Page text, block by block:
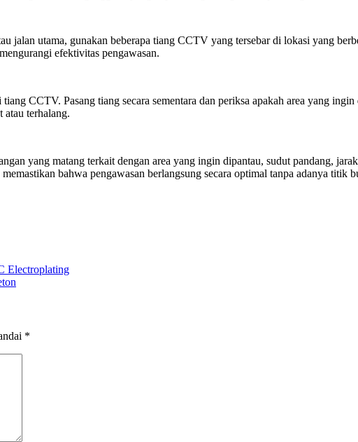
jalan utama, gunakan beberapa tiang CCTV yang tersebar di lokasi yang
efektivitas pengawasan.
CCTV. Pasang tiang secara sementara dan periksa apakah area yang
atau terhalang.
yang matang terkait dengan area yang ingin dipantau, sudut pandang,
bahwa pengawasan berlangsung secara optimal tanpa adanya titik
Electroplating
*